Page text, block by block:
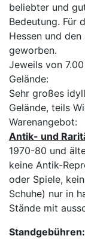
beliebter und
Bedeutung. Für
Hessen und
geworben.
Jeweils von
Gelände:
Sehr großes
Gelände, teils
Warenangebot:
Antik- und
1970-80 und
keine Antik-
oder Spiele,
Schuhe) nur in
Stände mit
Standgebühren: